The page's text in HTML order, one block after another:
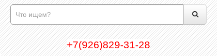
+7(926)829-31-28